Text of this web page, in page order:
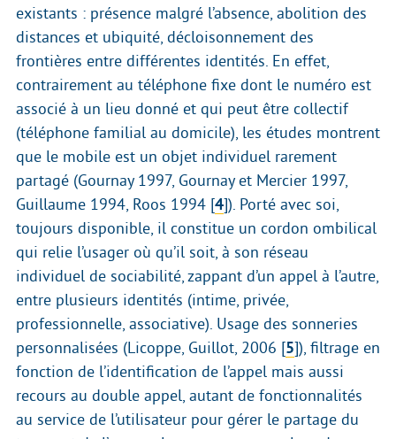
existants : présence malgré l’absence, abolition des
distances et ubiquité, décloisonnement des
frontières entre différentes identités. En effet,
contrairement au téléphone fixe dont le numéro est
associé à un lieu donné et qui peut être collectif
(téléphone familial au domicile), les études montrent
que le mobile est un objet individuel rarement
partagé (Gournay 1997, Gournay et Mercier 1997,
Guillaume 1994, Roos 1994 [4]). Porté avec soi,
toujours disponible, il constitue un cordon ombilical
qui relie l’usager où qu’il soit, à son réseau
individuel de sociabilité, zappant d’un appel à l’autre,
entre plusieurs identités (intime, privée,
professionnelle, associative). Usage des sonneries
personnalisées (Licoppe, Guillot, 2006 [5]), filtrage en
fonction de l’identification de l’appel mais aussi
recours au double appel, autant de fonctionnalités
au service de l’utilisateur pour gérer le partage du